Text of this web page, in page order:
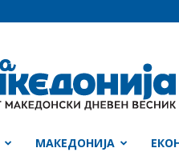
Македонија
МАКЕДОНИЈА